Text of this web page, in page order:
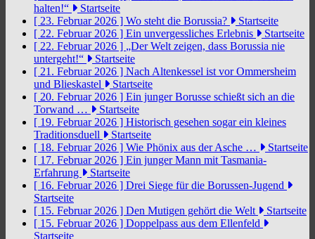
halten!“
Startseite
[ 23. Februar 2026 ] Wo steht die Borussia?
Startseite
[ 22. Februar 2026 ] Ein unvergessliches Erlebnis
Startseite
[ 22. Februar 2026 ] „Der Welt zeigen, dass Borussia nie
untergeht!“
Startseite
[ 21. Februar 2026 ] Nach Altenkessel ist vor Ommersheim
und Blieskastel
Startseite
[ 20. Februar 2026 ] Ein junger Borusse schießt sich an die
Torwand …
Startseite
[ 19. Februar 2026 ] Historisch gesehen sogar ein kleines
Traditionsduell
Startseite
[ 18. Februar 2026 ] Wie Phönix aus der Asche …
Startseite
[ 17. Februar 2026 ] Ein junger Mann mit Tasmania-
Erfahrung
Startseite
[ 16. Februar 2026 ] Drei Siege für die Borussen-Jugend
Startseite
[ 15. Februar 2026 ] Den Mutigen gehört die Welt
Startseite
[ 15. Februar 2026 ] Doppelpass aus dem Ellenfeld
Startseite